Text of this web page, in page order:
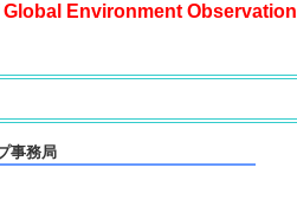
Environment Observation
事務局